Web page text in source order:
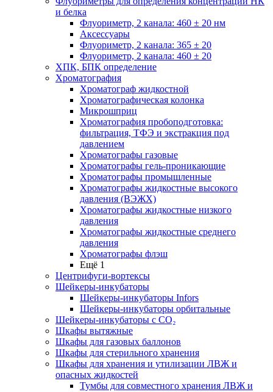
и белка
Флуориметр, 2 канала: 460 ± 20 нм
Аксессуары
Флуориметр, 2 канала: 365 ± 20
Флуориметр, 2 канала: 460 ± 20
ХПК, БПК определение
Хроматография
Хроматограф жидкостной
Хроматографическая колонка
Микрошприц
Хроматография пробоподготовка:
фильтрация, ТФЭ и экстракция под
давлением
Хроматографы газовые
Хроматографы гель-проникающие
Хроматографы промышленные
Хроматографы жидкостные высокого
давления (ВЭЖХ)
Хроматографы жидкостные низкого
давления
Хроматографы жидкостные среднего
давления
Хроматографы флэш
Ещё 1
Центрифуги-вортексы
Шейкеры-инкубаторы
Шейкеры-инкубаторы Infors
Шейкеры-инкубаторы орбитальные
Шейкеры-инкубаторы с CО₂
Шкафы вытяжные
Шкафы для газовых баллонов
Шкафы для стерильного хранения
Шкафы для хранения и утилизации ЛВЖ и
опасных жидкостей
Тумбы для совместного хранения ЛВЖ и